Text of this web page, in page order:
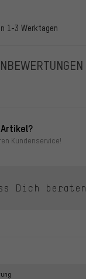
1-3 Werktagen
Kundenservice!
Dich beraten